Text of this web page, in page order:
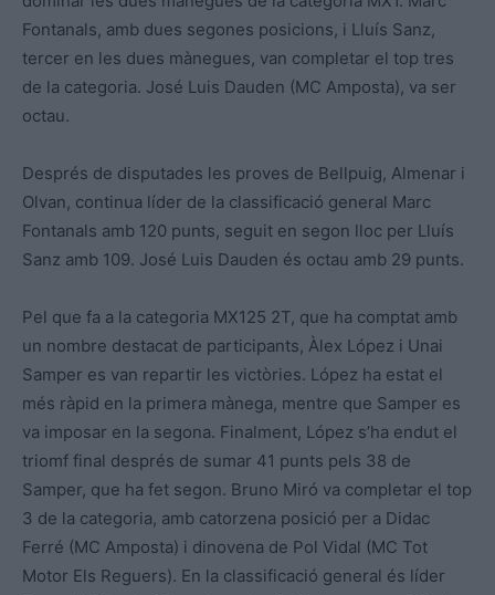
Fontanals, amb dues segones posicions, i Lluís Sanz,
tercer en les dues mànegues, van completar el top tres
de la categoria. José Luis Dauden (MC Amposta), va ser
octau.
Després de disputades les proves de Bellpuig, Almenar i
Olvan, continua líder de la classificació general Marc
Fontanals amb 120 punts, seguit en segon lloc per Lluís
Sanz amb 109. José Luis Dauden és octau amb 29 punts.
Pel que fa a la categoria MX125 2T, que ha comptat amb
un nombre destacat de participants, Àlex López i Unai
Samper es van repartir les victòries. López ha estat el
més ràpid en la primera mànega, mentre que Samper es
va imposar en la segona. Finalment, López s’ha endut el
triomf final després de sumar 41 punts pels 38 de
Samper, que ha fet segon. Bruno Miró va completar el top
3 de la categoria, amb catorzena posició per a Didac
Ferré (MC Amposta) i dinovena de Pol Vidal (MC Tot
Motor Els Reguers). En la classificació general és líder